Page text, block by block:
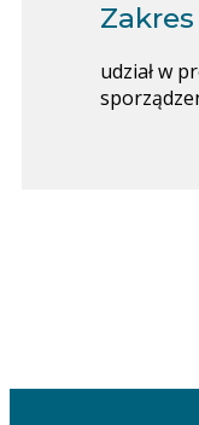
udział w